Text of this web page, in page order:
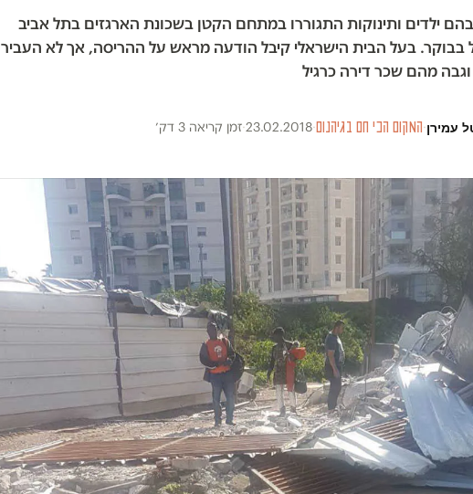
ילדים ותינוקות התגוררו במתחם הקטן בשכונת הארגזים בתל אביב
בעל הבית הישראלי קיבל הודעה מראש על ההריסה, אך לא העביר
וגבה מהם שכר דירה כרגיל
עמירן·המקום הכי חם בגיהנום·
23.02.2018
·זמן קריאה 3 דק׳